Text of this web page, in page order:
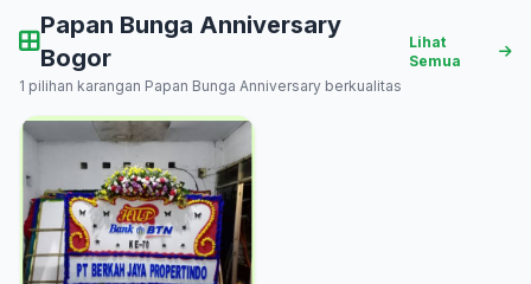
Papan Bunga Anniversary
Bogor
1 pilihan karangan Papan Bunga Anniversary berkualitas
Lihat
Semua